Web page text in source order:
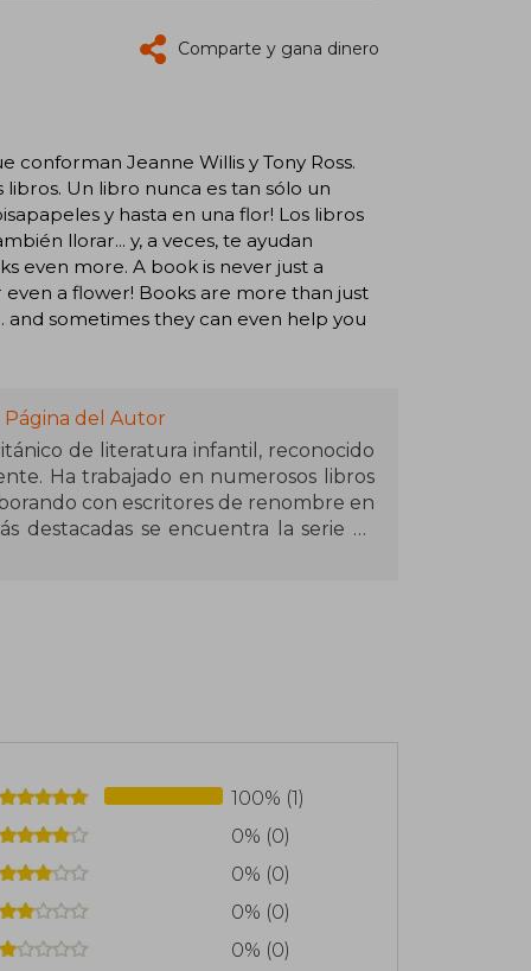
Comparte y gana dinero
Jeanne Willis y Tony Ross.
Un libro nunca es tan sólo un
y hasta en una flor! Los libros
llorar... y, a veces, te ayudan
even more. A book is never just a
a flower! Books are more than just
and sometimes they can even help you
Página del Autor
de literatura infantil, reconocido
Ha trabajado en numerosos libros
con escritores de renombre en
destacadas se encuentra la serie La
gorro! (1986), que ha sido adaptada a
todo el mundo.
100% (1)
0% (0)
0% (0)
0% (0)
0% (0)